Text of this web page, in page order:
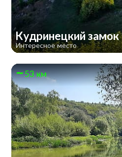
Кудринецкий замок
Интересное место
53 км